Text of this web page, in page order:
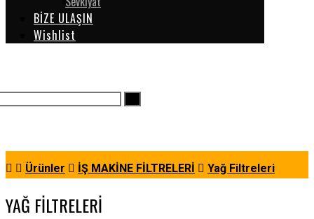
BİZE ULAŞIN
Wishlist
Ürünler İŞ MAKİNE FİLTRELERİ Yağ Filtreleri
YAĞ FILTRELERI